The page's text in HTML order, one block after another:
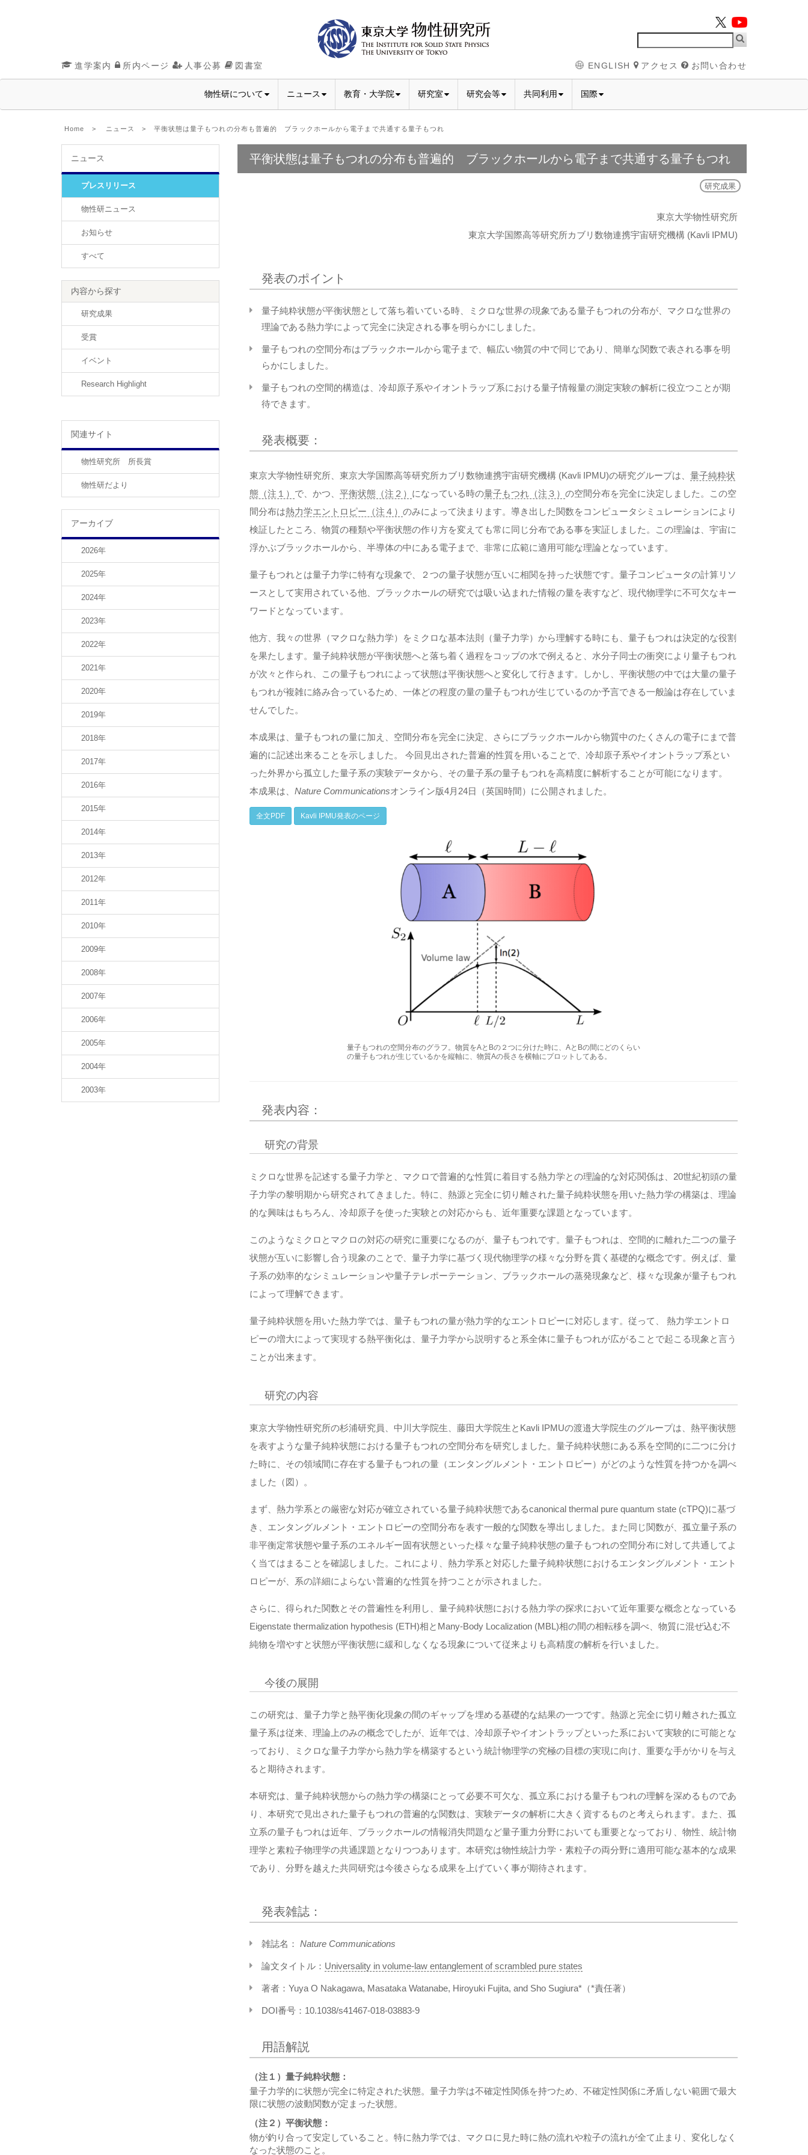
進学案内 所内ページ 人事公募 図書室 ENGLISH アクセス お問い合わせ
物性研について ニュース 教育・大学院 研究室 研究会等 共同利用 国際
Home > ニュース > 平衡状態は量子もつれの分布も普遍的 ブラックホールから電子まで共通する量子もつれ
ニュース
プレスリリース
物性研ニュース
お知らせ
すべて
内容から探す
研究成果
受賞
イベント
Research Highlight
関連サイト
物性研究所 所長賞
物性研だより
アーカイブ
2026年
2025年
2024年
2023年
2022年
2021年
2020年
2019年
2018年
2017年
2016年
2015年
2014年
2013年
2012年
2011年
2010年
2009年
2008年
2007年
2006年
2005年
2004年
2003年
平衡状態は量子もつれの分布も普遍的 ブラックホールから電子まで共通する量子もつれ
研究成果
東京大学物性研究所
東京大学国際高等研究所カブリ数物連携宇宙研究機構 (Kavli IPMU)
発表のポイント
量子純粋状態が平衡状態として落ち着いている時、ミクロな世界の現象である量子もつれの分布が、マクロな世界の
理論である熱力学によって完全に決定される事を明らかにしました。
量子もつれの空間分布はブラックホールから電子まで、幅広い物質の中で同じであり、簡単な関数で表される事を明
らかにしました。
量子もつれの空間的構造は、冷却原子系やイオントラップ系における量子情報量の測定実験の解析に役立つことが期
待できます。
発表概要：
東京大学物性研究所、東京大学国際高等研究所カブリ数物連携宇宙研究機構 (Kavli IPMU)の研究グループは、 量子純粋状
態（注１） で、かつ、 平衡状態（注２） になっている時の量子もつれ（注３） の空間分布を完全に決定しました。この空
間分布は熱力学エントロピー（注４） のみによって決まります。導き出した関数をコンピュータシミュレーションにより
検証したところ、物質の種類や平衡状態の作り方を変えても常に同じ分布である事を実証しました。この理論は、宇宙に
浮かぶブラックホールから、半導体の中にある電子まで、非常に広範に適用可能な理論となっています。
量子もつれとは量子力学に特有な現象で、２つの量子状態が互いに相関を持った状態です。量子コンピュータの計算リソ
ースとして実用されている他、ブラックホールの研究では吸い込まれた情報の量を表すなど、現代物理学に不可欠なキー
ワードとなっています。
他方、我々の世界（マクロな熱力学）をミクロな基本法則（量子力学）から理解する時にも、量子もつれは決定的な役割
を果たします。量子純粋状態が平衡状態へと落ち着く過程をコップの水で例えると、水分子同士の衝突により量子もつれ
が次々と作られ、この量子もつれによって状態は平衡状態へと変化して行きます。しかし、平衡状態の中では大量の量子
もつれが複雑に絡み合っているため、一体どの程度の量の量子もつれが生じているのか予言できる一般論は存在していま
せんでした。
本成果は、量子もつれの量に加え、空間分布を完全に決定、さらにブラックホールから物質中のたくさんの電子にまで普
遍的に記述出来ることを示しました。 今回見出された普遍的性質を用いることで、冷却原子系やイオントラップ系とい
った外界から孤立した量子系の実験データから、その量子系の量子もつれを高精度に解析することが可能になります。
本成果は、 Nature Communicationsオンライン版4月24日（英国時間）に公開されました。
全文PDF Kavli IPMU発表のページ
量子もつれの空間分布のグラフ。物質をAとBの２つに分けた時に、AとBの間にどのくらい
の量子もつれが生じているかを縦軸に、物質Aの長さを横軸にプロットしてある。
発表内容：
研究の背景
ミクロな世界を記述する量子力学と、マクロで普遍的な性質に着目する熱力学との理論的な対応関係は、20世紀初頭の量
子力学の黎明期から研究されてきました。特に、熱源と完全に切り離された量子純粋状態を用いた熱力学の構築は、理論
的な興味はもちろん、冷却原子を使った実験との対応からも、近年重要な課題となっています。
このようなミクロとマクロの対応の研究に重要になるのが、量子もつれです。量子もつれは、空間的に離れた二つの量子
状態が互いに影響し合う現象のことで、量子力学に基づく現代物理学の様々な分野を貫く基礎的な概念です。例えば、量
子系の効率的なシミュレーションや量子テレポーテーション、ブラックホールの蒸発現象など、様々な現象が量子もつれ
によって理解できます。
量子純粋状態を用いた熱力学では、量子もつれの量が熱力学的なエントロピーに対応します。従って、 熱力学エントロ
ピーの増大によって実現する熱平衡化は、量子力学から説明すると系全体に量子もつれが広がることで起こる現象と言う
ことが出来ます。
研究の内容
東京大学物性研究所の杉浦研究員、中川大学院生、藤田大学院生とKavli IPMUの渡邉大学院生のグループは、熱平衡状態
を表すような量子純粋状態における量子もつれの空間分布を研究しました。量子純粋状態にある系を空間的に二つに分け
た時に、その領域間に存在する量子もつれの量（エンタングルメント・エントロピー）がどのような性質を持つかを調べ
ました（図）。
まず、熱力学系との厳密な対応が確立されている量子純粋状態であるcanonical thermal pure quantum state (cTPQ)に基づ
き、エンタングルメント・エントロピーの空間分布を表す一般的な関数を導出しました。また同じ関数が、孤立量子系の
非平衡定常状態や量子系のエネルギー固有状態といった様々な量子純粋状態の量子もつれの空間分布に対して共通してよ
く当てはまることを確認しました。これにより、熱力学系と対応した量子純粋状態におけるエンタングルメント・エント
ロピーが、系の詳細によらない普遍的な性質を持つことが示されました。
さらに、得られた関数とその普遍性を利用し、量子純粋状態における熱力学の探求において近年重要な概念となっている
Eigenstate thermalization hypothesis (ETH)相とMany-Body Localization (MBL)相の間の相転移を調べ、物質に混ぜ込む不
純物を増やすと状態が平衡状態に緩和しなくなる現象について従来よりも高精度の解析を行いました。
今後の展開
この研究は、量子力学と熱平衡化現象の間のギャップを埋める基礎的な結果の一つです。熱源と完全に切り離された孤立
量子系は従来、理論上のみの概念でしたが、近年では、冷却原子やイオントラップといった系において実験的に可能とな
っており、ミクロな量子力学から熱力学を構築するという統計物理学の究極の目標の実現に向け、重要な手がかりを与え
ると期待されます。
本研究は、量子純粋状態からの熱力学の構築にとって必要不可欠な、孤立系における量子もつれの理解を深めるものであ
り、本研究で見出された量子もつれの普遍的な関数は、実験データの解析に大きく資するものと考えられます。また、孤
立系の量子もつれは近年、ブラックホールの情報消失問題など量子重力分野においても重要となっており、物性、統計物
理学と素粒子物理学の共通課題となりつつあります。本研究は物性統計力学・素粒子の両分野に適用可能な基本的な成果
であり、分野を越えた共同研究は今後さらなる成果を上げていく事が期待されます。
発表雑誌：
雑誌名： Nature Communications
論文タイトル： Universality in volume-law entanglement of scrambled pure states
著者：Yuya O Nakagawa, Masataka Watanabe, Hiroyuki Fujita, and Sho Sugiura*（*責任著）
DOI番号：10.1038/s41467-018-03883-9
用語解説
（注１）量子純粋状態：
量子力学的に状態が完全に特定された状態。量子力学は不確定性関係を持つため、不確定性関係に矛盾しない範囲で最大
限に状態の波動関数が定まった状態。
（注２）平衡状態：
物が釣り合って安定していること。特に熱力学では、マクロに見た時に熱の流れや粒子の流れが全て止まり、変化しなく
なった状態のこと。